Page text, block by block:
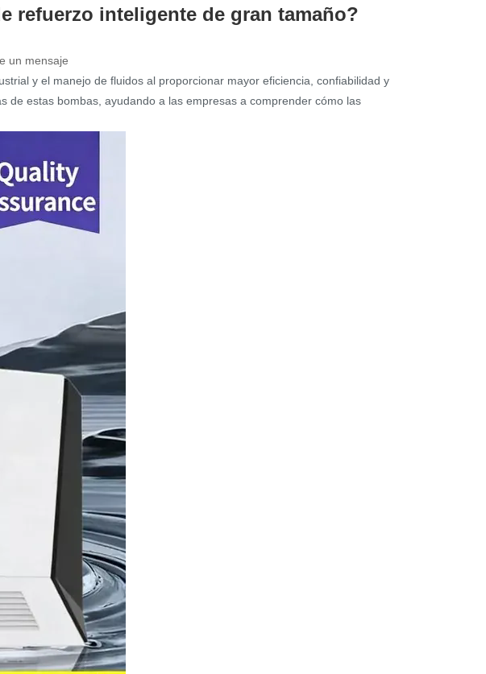
refuerzo inteligente de gran tamaño?
un mensaje
y el manejo de fluidos al proporcionar mayor eficiencia, confiabilidad y
de estas bombas, ayudando a las empresas a comprender cómo las